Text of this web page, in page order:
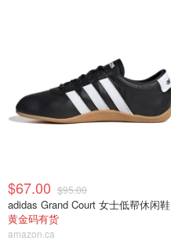
$67.00 $95.00
adidas Grand Court 女士低帮休闲鞋
黄金码有货
amazon.ca